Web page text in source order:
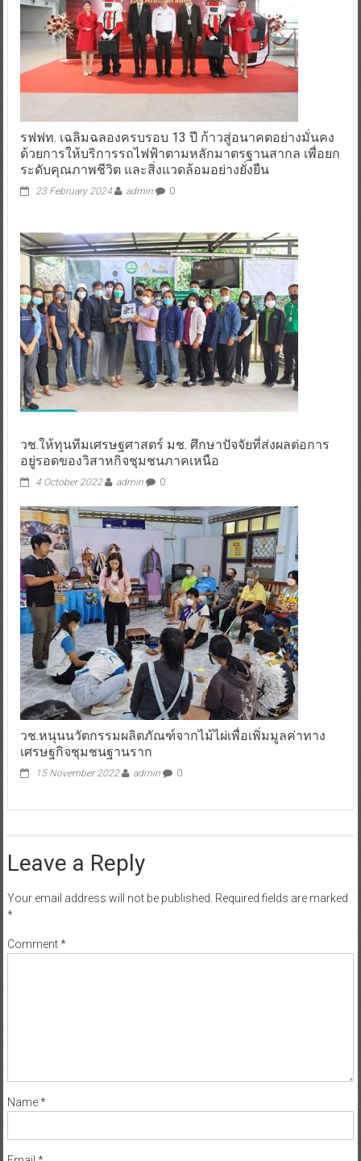
รฟฟท. เฉลิมฉลองครบรอบ 13 ปี ก้าวสู่อนาคตอย่างมั่นคง
ด้วยการให้บริการรถไฟฟ้าตามหลักมาตรฐานสากล เพื่อยก
ระดับคุณภาพชีวิต และสิ่งแวดล้อมอย่างยั่งยืน
23 February 2024 admin 0
วช.ให้ทุนทีมเศรษฐศาสตร์ มช. ศึกษาปัจจัยที่ส่งผลต่อการ
อยู่รอดของวิสาหกิจชุมชนภาคเหนือ
4 October 2022 admin 0
วช.หนุนนวัตกรรมผลิตภัณฑ์จากไม้ไผ่เพื่อเพิ่มมูลค่าทาง
เศรษฐกิจชุมชนฐานราก
15 November 2022 admin 0
Leave a Reply
Your email address will not be published. Required fields are marked
*
Comment*
Name*